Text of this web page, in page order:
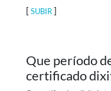
[ SUBIR]
Que período
certificado